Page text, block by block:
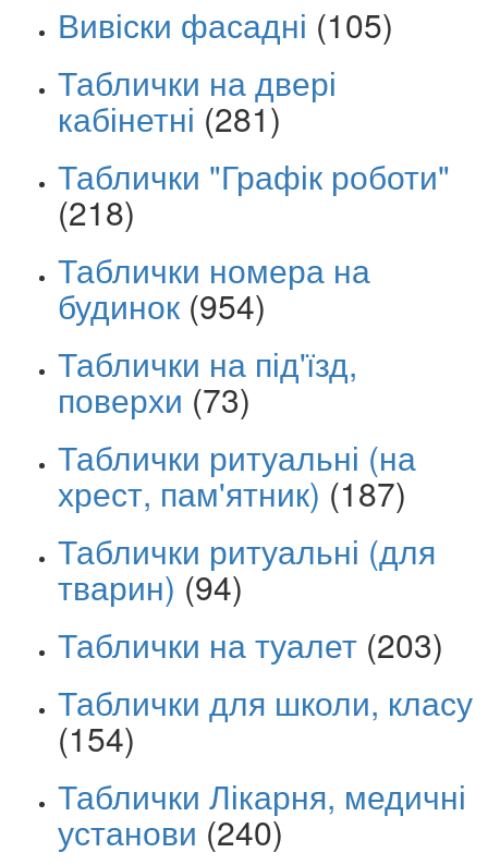
Вивіски фасадні (105)
Таблички на двері
кабінетні (281)
Таблички "Графік роботи"
(218)
Таблички номера на
будинок (954)
Таблички на під'їзд,
поверхи (73)
Таблички ритуальні (на
хрест, пам'ятник) (187)
Таблички ритуальні (для
тварин) (94)
Таблички на туалет (203)
Таблички для школи, класу
(154)
Таблички Лікарня, медичні
установи (240)